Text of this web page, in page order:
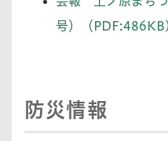
号）（PDF:486KB)
防災情報